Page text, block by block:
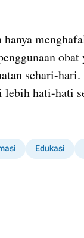
sehari-
hati-hati
Edukasi